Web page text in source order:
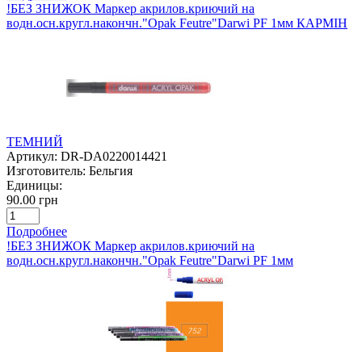
!БЕЗ ЗНИЖОК Маркер акрилов.криючий на
водн.осн.кругл.накончн."Opak Feutre"Darwi PF 1мм КАРМІН
ТЕМНИЙ
Артикул: DR-DA0220014421
Изготовитель: Бельгия
Единицы:
90.00 грн
Подробнее
!БЕЗ ЗНИЖОК Маркер акрилов.криючий на
водн.осн.кругл.накончн."Opak Feutre"Darwi PF 1мм